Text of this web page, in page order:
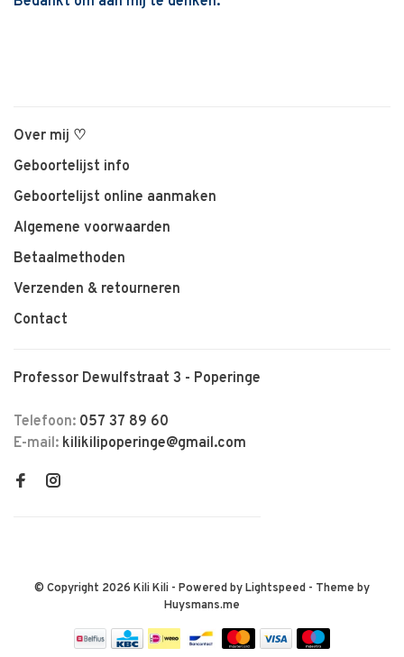
Over mij ♡
Geboortelijst info
Geboortelijst online aanmaken
Algemene voorwaarden
Betaalmethoden
Verzenden & retourneren
Contact
Professor Dewulfstraat 3 - Poperinge
Telefoon: 057 37 89 60
E-mail: kilikilipoperinge@gmail.com
© Copyright 2026 Kili Kili - Powered byLightspeed - Theme by
Huysmans.me